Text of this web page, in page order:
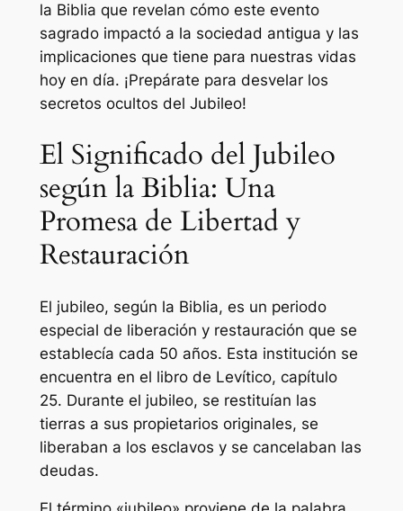
la Biblia que revelan cómo este evento
sagrado impactó a la sociedad antigua y las
implicaciones que tiene para nuestras vidas
hoy en día. ¡Prepárate para desvelar los
secretos ocultos del Jubileo!
El Significado del Jubileo
según la Biblia: Una
Promesa de Libertad y
Restauración
El jubileo, según la Biblia, es un periodo
especial de liberación y restauración que se
establecía cada 50 años. Esta institución se
encuentra en el libro de Levítico, capítulo
25. Durante el jubileo, se restituían las
tierras a sus propietarios originales, se
liberaban a los esclavos y se cancelaban las
deudas.